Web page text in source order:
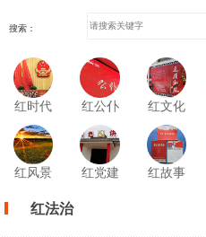
搜索：
红时代 红公仆 红文化
红风景 红党建 红故事
红法治